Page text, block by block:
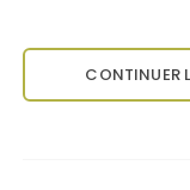
CONTINUER